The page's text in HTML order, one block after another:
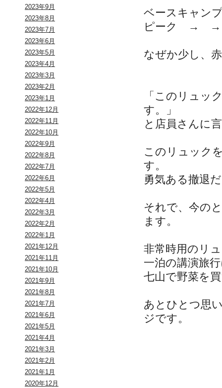
2023年9月
2023年8月
2023年7月
2023年6月
2023年5月
2023年4月
2023年3月
2023年2月
2023年1月
2022年12月
2022年11月
2022年10月
2022年9月
2022年8月
2022年7月
2022年6月
2022年5月
2022年4月
2022年3月
2022年2月
2022年1月
2021年12月
2021年11月
2021年10月
2021年9月
2021年8月
2021年7月
2021年6月
2021年5月
2021年4月
2021年3月
2021年2月
2021年1月
2020年12月
ベースキャ
ピーク → →
なぜか少し、
「このリュッ
す。」
と店員さんに
このリュック
す。
勇気ある撤退
それで、今の
ます。
非常時用のリ
一泊の講演旅
七山で野菜を
あとひとつ思
ジです。